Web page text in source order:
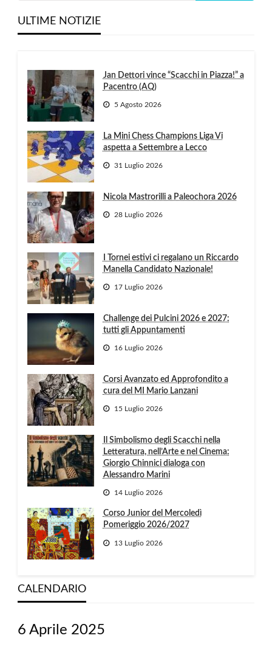
ULTIME NOTIZIE
Jan Dettori vince “Scacchi in Piazza!” a
Pacentro (AQ)
5 Agosto 2026
La Mini Chess Champions Liga Vi
aspetta a Settembre a Lecco
31 Luglio 2026
Nicola Mastrorilli a Paleochora 2026
28 Luglio 2026
I Tornei estivi ci regalano un Riccardo
Manella Candidato Nazionale!
17 Luglio 2026
Challenge dei Pulcini 2026 e 2027:
tutti gli Appuntamenti
16 Luglio 2026
Corsi Avanzato ed Approfondito a
cura del MI Mario Lanzani
15 Luglio 2026
Il Simbolismo degli Scacchi nella
Letteratura, nell’Arte e nel Cinema:
Giorgio Chinnici dialoga con
Alessandro Marini
14 Luglio 2026
Corso Junior del Mercoledì
Pomeriggio 2026/2027
13 Luglio 2026
CALENDARIO
6 Aprile 2025